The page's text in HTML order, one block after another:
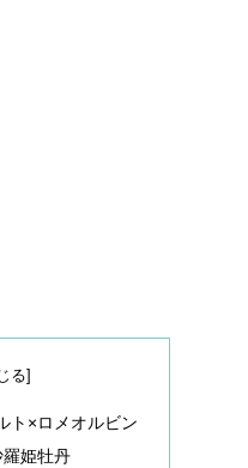
ト×ロメオルビン
姫牡丹